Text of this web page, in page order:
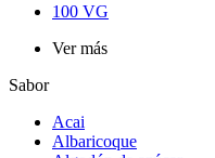
100 VG
Ver más
Sabor
Acai
Albaricoque